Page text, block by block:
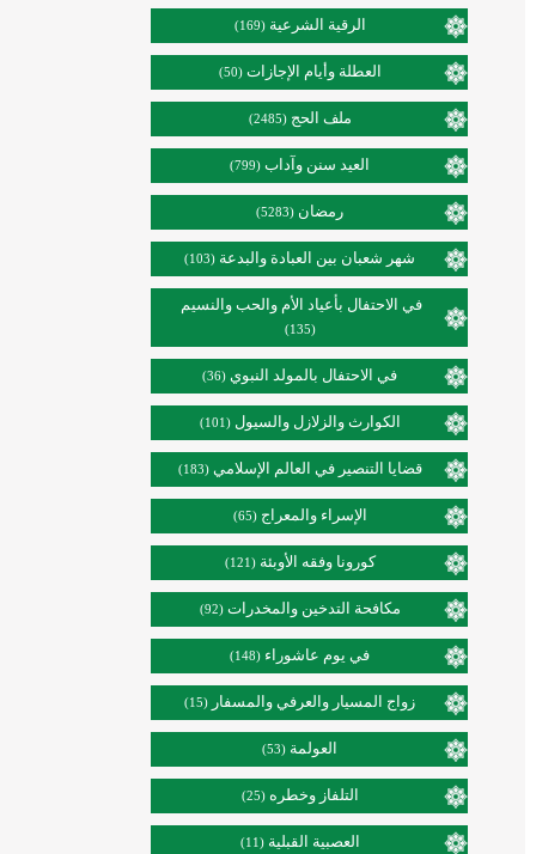
الرقية الشرعية (169)
العطلة وأيام الإجازات (50)
ملف الحج (2485)
العيد سنن وآداب (799)
رمضان (5283)
شهر شعبان بين العبادة والبدعة (103)
في الاحتفال بأعياد الأم والحب والنسيم
(135)
في الاحتفال بالمولد النبوي (36)
الكوارث والزلازل والسيول (101)
قضايا التنصير في العالم الإسلامي (183)
الإسراء والمعراج (65)
كورونا وفقه الأوبئة (121)
مكافحة التدخين والمخدرات (92)
في يوم عاشوراء (148)
زواج المسيار والعرفي والمسفار (15)
العولمة (53)
التلفاز وخطره (25)
العصبية القبلية (11)